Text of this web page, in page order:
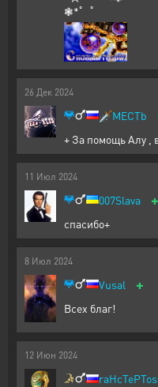
❃*゜ﾟ
26 Дек 2024
🗡️MECTb
+ За помощь Алу ,
11 Июл 2024
007Slava +
спасибо+
8 Июл 2024
Vusal +
Всех благ!
12 Июн 2024